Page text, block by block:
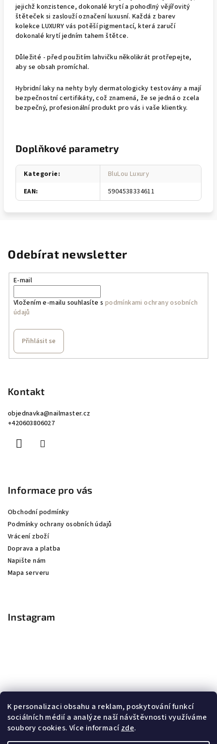
K personalizaci obsahu a reklam, poskytování funkcí
sociálních médií a analýze naší návštěvnosti využíváme
soubory cookies. Více informacízde.
jejichž konzistence, dokonalé krytí a pohodlný vějířovitý
štěteček si zaslouží označení luxusní. Každá z barev
kolekce LUXURY vás potěší pigmentací, která zaručí
dokonalé krytí jedním tahem štětce.
Důležité - před použitím lahvičku několikrát protřepejte,
aby se obsah promíchal.
Hybridní laky na nehty byly dermatologicky testovány a mají
bezpečnostní certifikáty, což znamená, že se jedná o zcela
bezpečný, profesionální produkt pro vás i vaše klientky.
Doplňkové parametry
Kategorie:
BluLou Luxury
EAN: 5904538334611
Odebírat newsletter
E-mail
Vložením e-mailu souhlasíte s podmínkami ochrany osobních
údajů
Přihlásit se
Kontakt
objednavka@nailmaster.cz
+420603806027
Informace pro vás
Obchodní podmínky
Podmínky ochrany osobních údajů
Vrácení zboží
Doprava a platba
Napište nám
Mapa serveru
Instagram